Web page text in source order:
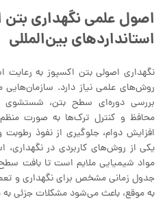
اصول علمی نگهداری
استانداردهای بین‌المللی
نگهداری اصولی بتن اکسپوز به رعایت
بررسی دوره‌ای سطح بتن،
محافظ و کنترل ترک‌ها به صورت
افزایش دوام، جلوگیری از نفوذ
یکی از روش‌های کاربردی در نگهداری،
مواد شیمیایی ملایم است تا بافت
جدول زمانی مشخص برای نگهداری و
به موقع، باعث می‌شود مشکلات جزئی به